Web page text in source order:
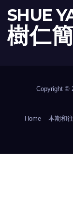
SHUE
樹 仁
Copyright ©
Home 本期和